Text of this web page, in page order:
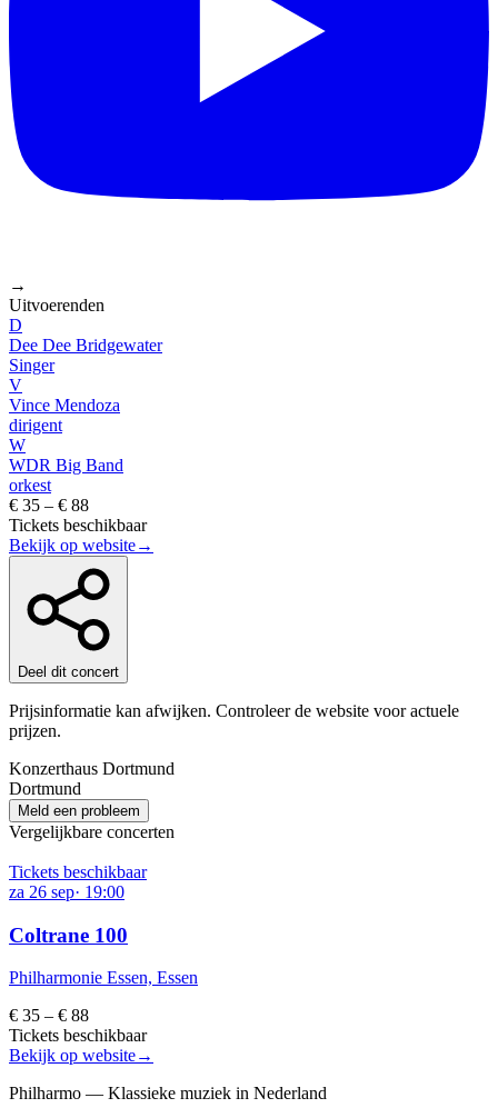
→
Uitvoerenden
D
Dee Dee Bridgewater
Singer
V
Vince Mendoza
dirigent
W
WDR Big Band
orkest
€ 35 – € 88
Tickets beschikbaar
Bekijk op website→
Deel dit concert
Prijsinformatie kan afwijken. Controleer de website voor actuele
prijzen.
Konzerthaus Dortmund
Dortmund
Meld een probleem
Vergelijkbare concerten
Tickets beschikbaar
za 26 sep· 19:00
Coltrane 100
Philharmonie Essen, Essen
€ 35 – € 88
Tickets beschikbaar
Bekijk op website→
Philharmo — Klassieke muziek in Nederland